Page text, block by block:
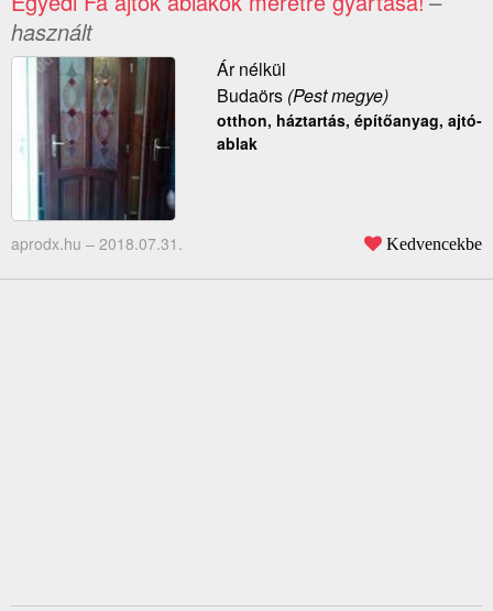
használt
Ár nélkül
Budaörs(Pest megye)
otthon, háztartás, építőanyag, ajtó-
ablak
aprodx.hu – 2018.07.31. Kedvencekbe